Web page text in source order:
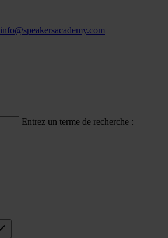
info@speakersacademy.com
Entrez un terme de recherche :